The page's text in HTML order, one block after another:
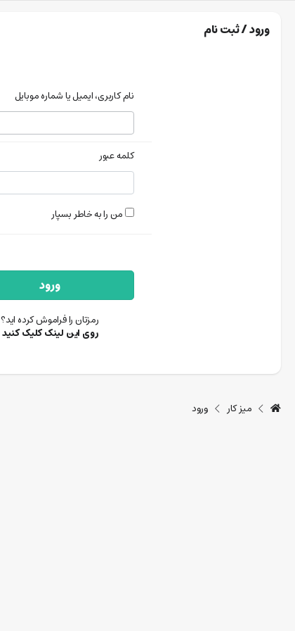
ورود / ثبت نام
نام کاربری، ایمیل یا شماره موبایل
کلمه عبور
من را به خاطر بسپار
ورود
رمزتان را فراموش کرده اید؟
روی این لینک کلیک کنید
میز کار ورود